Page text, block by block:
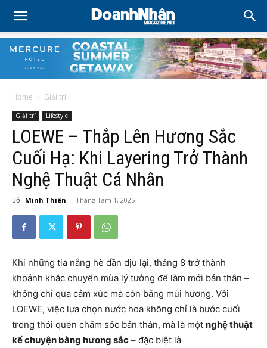
Home Giải trí
Giải trí Lifestyle
LOEWE – Thắp Lên Hương Sắc
Cuối Hạ: Khi Layering Trở Thành
Nghệ Thuật Cá Nhân
Bởi Minh Thiên - Tháng Tám 1, 2025
Khi những tia nắng hè dần dịu lại, tháng 8 trở thành
khoảnh khắc chuyển mùa lý tưởng để làm mới bản thân –
không chỉ qua cảm xúc mà còn bằng mùi hương. Với
LOEWE, việc lựa chọn nước hoa không chỉ là bước cuối
trong thói quen chăm sóc bản thân, mà là một nghệ thuật
kể chuyện bằng hương sắc – đặc biệt là